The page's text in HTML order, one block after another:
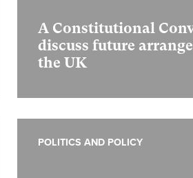
A Constitutional
discuss future
the UK
POLITICS AND POLICY